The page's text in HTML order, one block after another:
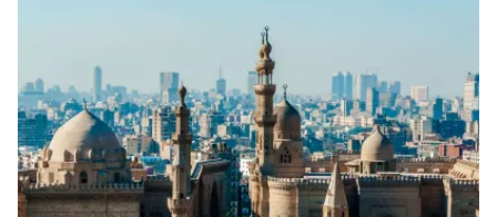
Continuar con Email